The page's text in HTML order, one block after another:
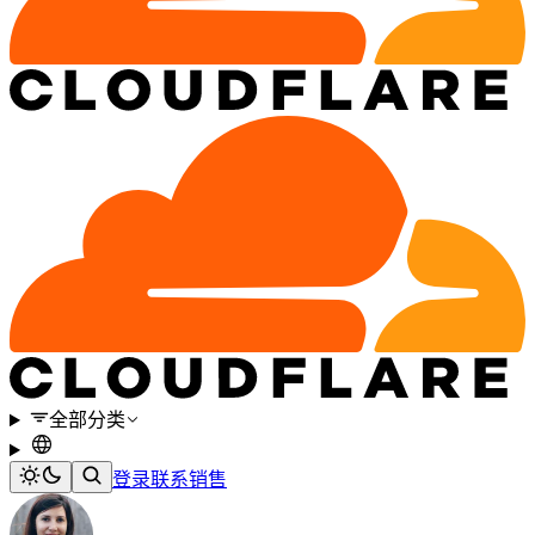
全部分类
登录联系销售